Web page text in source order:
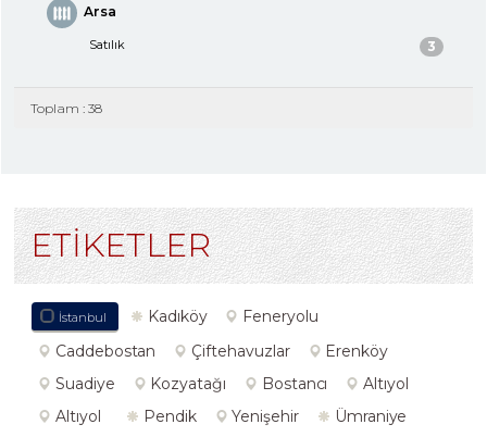
Arsa
Satılık 3
Toplam : 38
ETİKETLER
İstanbul Kadıköy
Feneryolu
Caddebostan
Çiftehavuzlar
Erenköy
Suadiye
Kozyatağı Bostancı
Altıyol
Altıyol
Pendik Yenişehir
Ümraniye